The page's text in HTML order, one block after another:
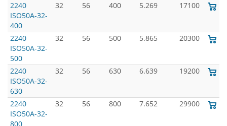
2240
ISO50A-32-
400
32 56 400 5.269 17100
2240
ISO50A-32-
500
32 56 500 5.865 20300
2240
ISO50A-32-
630
32 56 630 6.639 19200
2240
ISO50A-32-
800
32 56 800 7.652 29900